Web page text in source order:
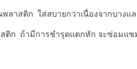
าสติก ใส่สบายกว่าเนื่องจากบางแล
ติก ถ้ามีการชำรุดแตกหัก จะซ่อมแซ